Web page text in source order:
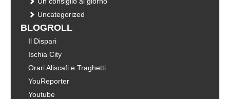
Uncategorized
BLOGROLL
Il Dispari
Ischia City
Orari Aliscafi e Traghetti
YouReporter
Youtube